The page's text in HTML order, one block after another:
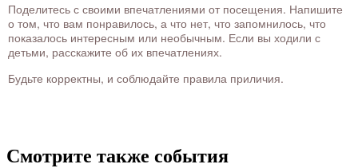
Поделитесь с своими впечатлениями от посещения. Напишите
о том, что вам понравилось, а что нет, что запомнилось, что
показалось интересным или необычным. Если вы ходили с
детьми, расскажите об их впечатлениях.
Будьте корректны, и соблюдайте правила приличия.
Смотрите также события